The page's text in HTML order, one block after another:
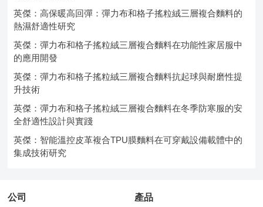
英傑：高保暖高回彈：彈力布和格子搖粒絨三層複合麵料的
熱濕舒適性研究
英傑：彈力布和格子搖粒絨三層複合麵料在功能性家居服中
的應用開發
英傑：彈力布和格子搖粒絨三層複合麵料抗起球與耐磨性提
升技術
英傑：彈力布和格子搖粒絨三層複合麵料在冬季防寒服的安
全舒適性設計與實踐
英傑：智能溫控皮革複合TPU膜麵料在可穿戴設備載體中的
集成技術研究
公司 產品